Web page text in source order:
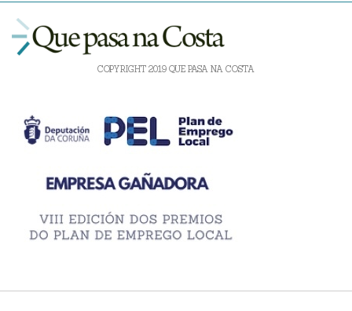
COPYRIGHT 2019 QUE PASA NA COSTA